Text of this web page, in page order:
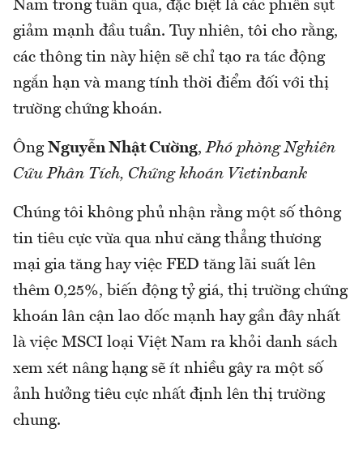
Nam trong tuần qua, đặc biệt là các phiên sụt
giảm mạnh đầu tuần. Tuy nhiên, tôi cho rằng,
các thông tin này hiện sẽ chỉ tạo ra tác động
ngắn hạn và mang tính thời điểm đối với thị
trường chứng khoán.
Ông Nguyễn Nhật Cường,Phó phòng Nghiên
Cứu Phân Tích, Chứng khoán Vietinbank
Chúng tôi không phủ nhận rằng một số thông
tin tiêu cực vừa qua như căng thẳng thương
mại gia tăng hay việc FED tăng lãi suất lên
thêm 0,25%, biến động tỷ giá, thị trường chứng
khoán lân cận lao dốc mạnh hay gần đây nhất
là việc MSCI loại Việt Nam ra khỏi danh sách
xem xét nâng hạng sẽ ít nhiều gây ra một số
ảnh hưởng tiêu cực nhất định lên thị trường
chung.